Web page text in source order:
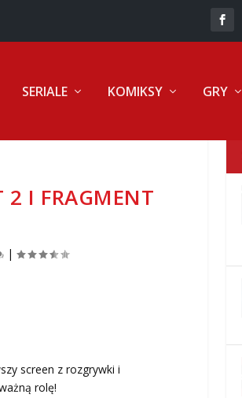
SERIALE KOMIKSY GRY
2 I FRAGMENT
|
screen z rozgrywki i
rolę!